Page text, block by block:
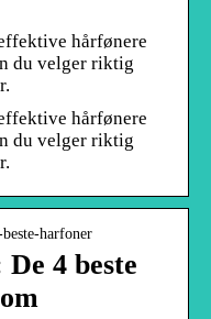
hårfønere
du velger riktig
hårfønere
du velger riktig
harfoner
4 beste